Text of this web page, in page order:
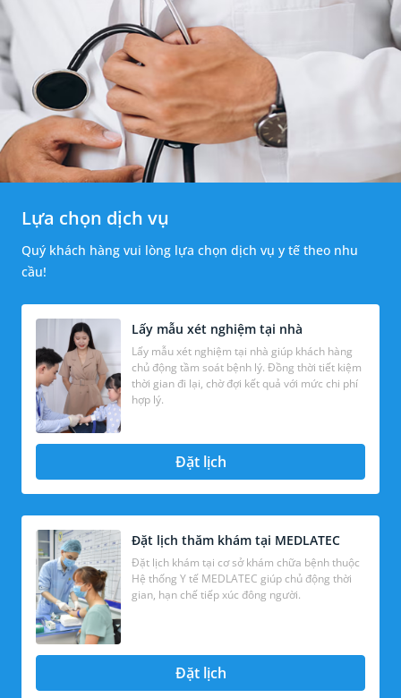
Lựa chọn dịch vụ
Quý khách hàng vui lòng lựa chọn dịch vụ y tế theo nhu
cầu!
Lấy mẫu xét nghiệm tại nhà
Lấy mẫu xét nghiệm tại nhà giúp khách hàng
chủ động tầm soát bệnh lý. Đồng thời tiết kiệm
thời gian đi lại, chờ đợi kết quả với mức chi phí
hợp lý.
Đặt lịch
Đặt lịch thăm khám tại MEDLATEC
Đặt lịch khám tại cơ sở khám chữa bệnh thuộc
Hệ thống Y tế MEDLATEC giúp chủ động thời
gian, hạn chế tiếp xúc đông người.
Đặt lịch